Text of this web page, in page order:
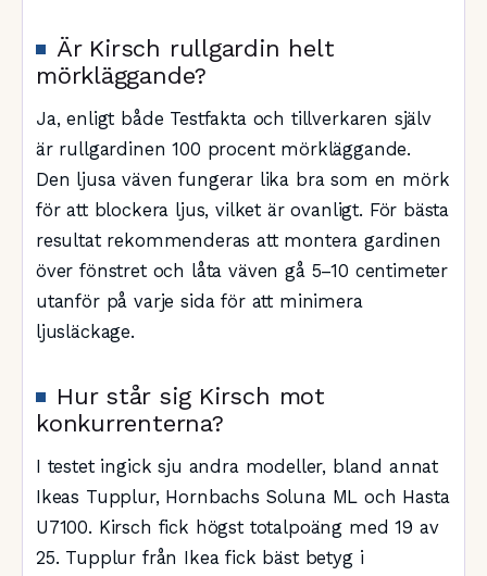
Är Kirsch rullgardin helt
mörkläggande?
Ja, enligt både Testfakta och tillverkaren själv
är rullgardinen 100 procent mörkläggande.
Den ljusa väven fungerar lika bra som en mörk
för att blockera ljus, vilket är ovanligt. För bästa
resultat rekommenderas att montera gardinen
över fönstret och låta väven gå 5–10 centimeter
utanför på varje sida för att minimera
ljusläckage.
Hur står sig Kirsch mot
konkurrenterna?
I testet ingick sju andra modeller, bland annat
Ikeas Tupplur, Hornbachs Soluna ML och Hasta
U7100. Kirsch fick högst totalpoäng med 19 av
25. Tupplur från Ikea fick bäst betyg i